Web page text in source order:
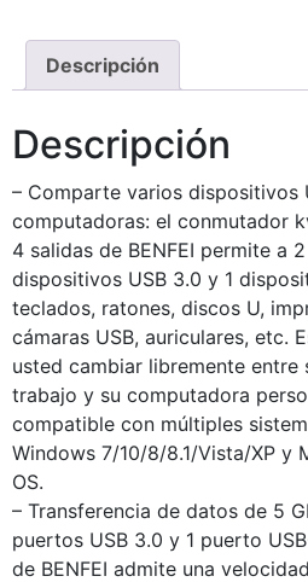
Descripción
Descripción
– Comparte varios dispositivos
computadoras: el conmutador
4 salidas de BENFEI permite a
dispositivos USB 3.0 y 1
teclados, ratones, discos U,
cámaras USB, auriculares, etc.
usted cambiar libremente entre
trabajo y su computadora
compatible con múltiples
Windows 7/10/8/8.1/Vista/XP y
OS.
– Transferencia de datos de 5
puertos USB 3.0 y 1 puerto
de BENFEI admite una